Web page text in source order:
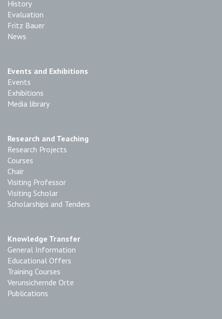
History
Evaluation
Fritz Bauer
News
Events and Exhibitions
Events
Exhibitions
Media library
Research and Teaching
Research Projects
Courses
Chair
Visiting Professor
Visiting Scholar
Scholarships and Tenders
Knowledge Transfer
General Information
Educational Offers
Training Courses
Verunsichernde Orte
Publications